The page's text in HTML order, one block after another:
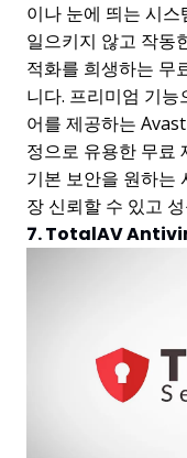
이나 눈에 띄는 시
일으키지 않고 작동
적화를 희생하는 무
니다. 프리미엄 기
어를 제공하는
정으로 유용한 무료
기본 보안을 원하는
장 신뢰할 수 있고
7. TotalAV